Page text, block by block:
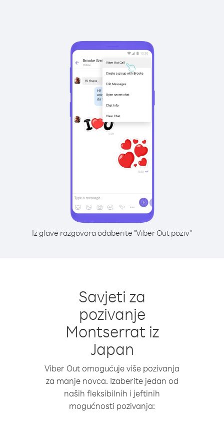
Iz glave razgovora odaberite "Viber Out poziv"
Savjeti za
pozivanje
Montserrat iz
Japan
Viber Out omogućuje više pozivanja
za manje novca. Izaberite jedan od
naših fleksibilnih i jeftinih
mogućnosti pozivanja: